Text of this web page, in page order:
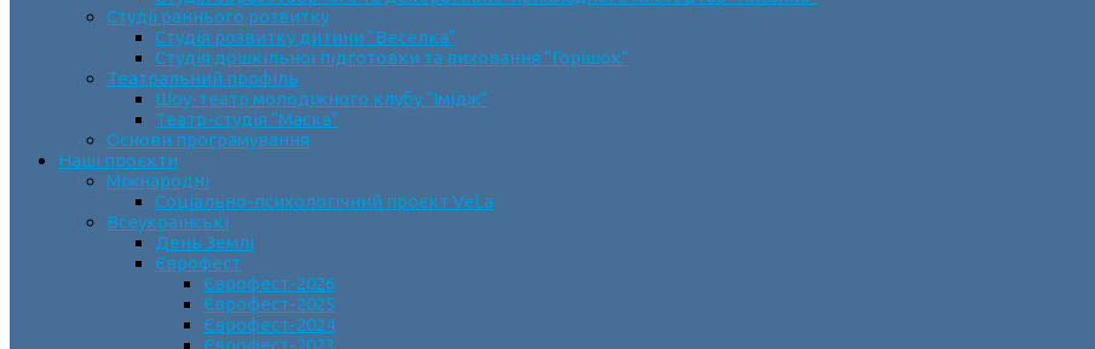
Студії раннього розвитку
Студія розвитку дитини “Веселка”
Студія дошкільної підготовки та виховання “Горішок”
Театральний профіль
Шоу-театр молодіжного клубу “Імідж”
Театр-студія “Маска”
Основи програмування
Наші проєкти
Міжнародні
Соціально-психологічний проєкт VeLa
Всеукраїнські
День Землі
Єврофест
Єврофест-2026
Єврофест-2025
Єврофест-2024
Єврофест-2023